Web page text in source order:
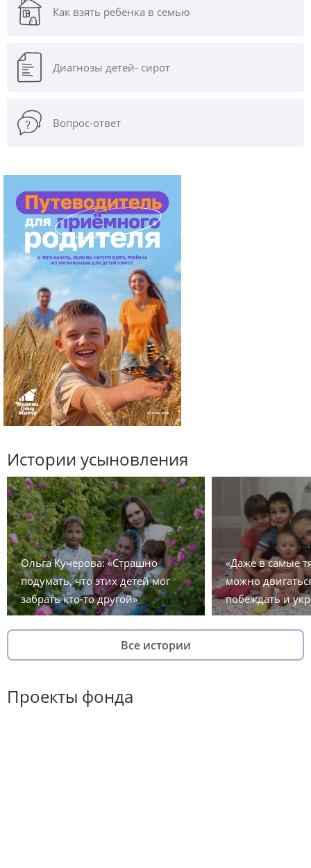
Как взять ребенка в семью
Диагнозы детей- сирот
Вопрос-ответ
Истории усыновления
Ольга Кучерова: «Страшно
подумать, что этих детей мог
забрать кто-то другой»
«Даже в самые
можно
побеждать и
Все истории
Проекты фонда